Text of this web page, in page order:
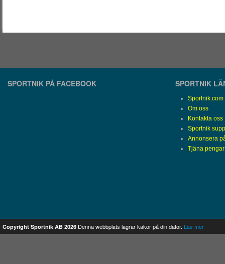
SPORTNIK PÅ FACEBOOK SPORTNIK
Sportnik.com
Om oss
Kontakta oss
Sportnik
Annonsera
Tjäna pengar
Copyright Sportnik AB 2026 Denna webbplats lagrar kakor på din dator. Läs mer